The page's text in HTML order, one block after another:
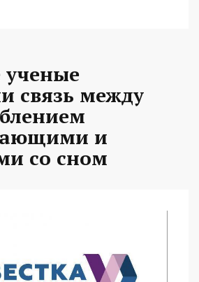
ученые
связь между
и
со сном